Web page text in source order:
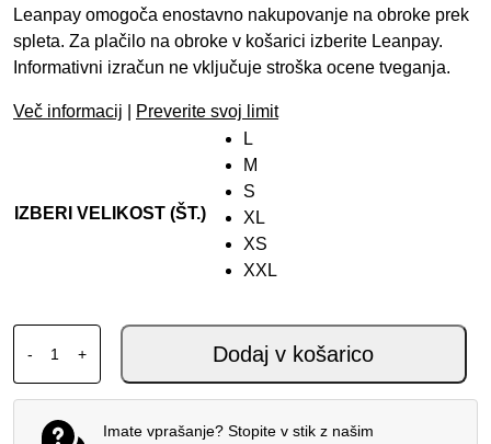
Leanpay omogoča enostavno nakupovanje na obroke prek
spleta. Za plačilo na obroke v košarici izberite Leanpay.
Informativni izračun ne vključuje stroška ocene tveganja.
Več informacij Preverite svoj limit
IZBERI VELIKOST (ŠT.)
L
M
S
XL
XS
XXL
-
SCORPION ADX-2 KAMPS BLACK COPPER količina
+ Dodaj v košarico
Imate vprašanje? Stopite v stik z našim